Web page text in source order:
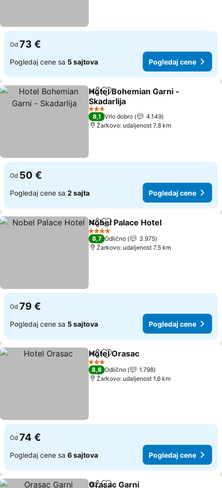
Od 73 €
Pogledaj cene sa 5 sajtova Pogledaj cene
Deli Dodati u favorite
Hotel Bohemian Garni -
Skadarlija
3 Zvezdice
8,1 Vrlo dobro
4.149
Žarkovo: udaljenost 7.8 km
Od 50 €
Pogledaj cene sa 2 sajta Pogledaj cene
Deli Dodati u favorite
Nobel Palace Hotel
4 Zvezdice
8,7 Odlično
3.975
Žarkovo: udaljenost 7.5 km
Od 79 €
Pogledaj cene sa 5 sajtova Pogledaj cene
Deli Dodati u favorite
Hotel Orasac
3 Zvezdice
8,8 Odlično
1.798
Žarkovo: udaljenost 1.6 km
Od 74 €
Pogledaj cene sa 6 sajtova Pogledaj cene
Orasac Garni